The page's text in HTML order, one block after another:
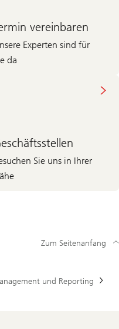
vereinbaren
Experten sind für
da
Sie uns in Ihrer
und Reporting
Zum Seitenanfang